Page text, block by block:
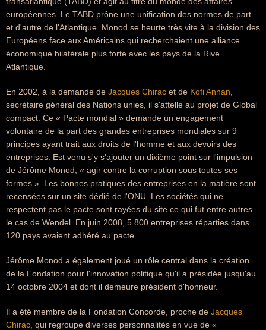
européennes. Le TABD prône une unification des normes de part
et d'autre de l'Atlantique. Monod se heurte très vite à la division des
Européens face aux Américains qui recherchaient une alliance
économique bilatérale plus forte avec les pays de la Rive
Atlantique.
En 2002, à la demande de Jacques Chirac et de Kofi Annan
secrétaire général des Nations unies, il s'attelle au projet de Global
compact. Ce « Pacte mondial » demande un engagement
volontaire de la part des grandes entreprises mondiales sur 9
principes ayant trait aux droits de l'homme et aux devoirs des
entreprises. Est venu s'y s'ajouter un dixième point sur l'impulsion
de Jérôme Monod, « agir contre la corruption sous toutes ses
formes ». Les bonnes pratiques des entreprises en la matière sont
recensées sur un site dédié de l'ONU. Les sociétés qui ne
respectent pas le pacte sont rayées du site ce qui fut entre autres
le cas de Wendel. En juin 2008, 5 800 entreprises réparties dans
120 pays avaient adhéré au pacte.
Jérôme Monod a également joué un rôle central dans la création
de la Fondation pour l'innovation politique qu'il a présidée jusqu'au
14 octobre 2004 et dont il demeure président d'honneur.
Il a été membre de la Fondation Concorde, proche de Jacques
Chirac , qui regroupe diverses personnalités en vue de «